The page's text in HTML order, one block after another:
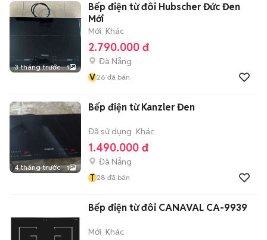
3 tháng trước 1
Bếp điện từ đôi Hubscher Đức Đen
Mới
Mới Khác
2.790.000 đ
Đà Nẵng
V26 đã bán
4 tháng trước 1
Bếp điện từ Kanzler Đen
Đã sử dụng Khác
1.490.000 đ
Đà Nẵng
T 28 đã bán
Bếp điện từ đôi CANAVAL CA-9939
Mới Khác